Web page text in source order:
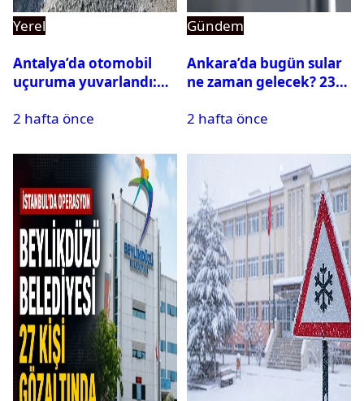
Yerel
Antalya’da otomobil
uçuruma yuvarlandı:
var
2 hafta önce
Gündem
Ankara’da bugün sular
ne zaman gelecek? 23
su kesintisi sorgulama
2 hafta önce